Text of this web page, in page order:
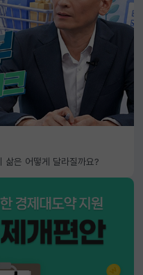
은 어떻게 달라질까요?